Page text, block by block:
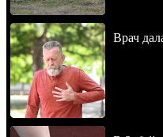
Врач